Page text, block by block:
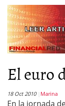
El euro
18 Oct 2010 Marina
En la jornada